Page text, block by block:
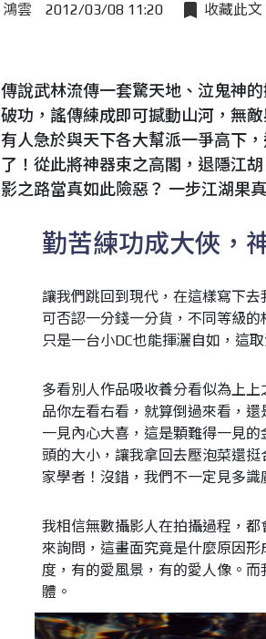
鴻雲 2012/03/08 11:20 收藏此文
傳說武林流傳一套驚天地、泣鬼神
破功，謠傳練成即可撼動山河，無
有人急於與天下各大幫派一爭高下
了！從此將神器束之高閣，退隱江
影之路當真如此險惡？ 一步江湖果
勤苦練功成大俠，
讓我們跳回到現代，在這樣寫下
可否認一分錢一分貨，不同等級
只是一台小DC也能揮灑自如，這
多看別人作品吸收養分看似為上
品你左看右看，就算倒過來看，
一見內心大喜，這是顆難得一見
頭的大小，讓我拿回去壓泡菜還
家學者！沒錯，我們不一定見多
我相信無數攝影人在拍攝過程，
來詢問，這畫面究竟是什麼原因
度，有的愛風景，有的愛人像。
體。